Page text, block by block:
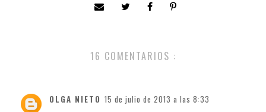
16 COMENTARIOS :
OLGA NIETO 15 de julio de 2013 a las 8:33